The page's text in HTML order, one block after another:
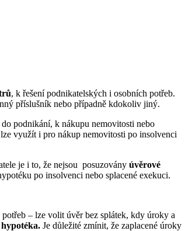
, k řešení podnikatelských i osobních potřeb.
příslušník nebo případně kdokoliv jiný.
podnikání, k nákupu nemovitosti nebo
využít i pro nákup nemovitosti po insolvenci
je i to, že nejsou posuzovány úvěrové
po insolvenci nebo splacené exekuci.
– lze volit úvěr bez splátek, kdy úroky a
Je důležité zmínit, že zaplacené úroky